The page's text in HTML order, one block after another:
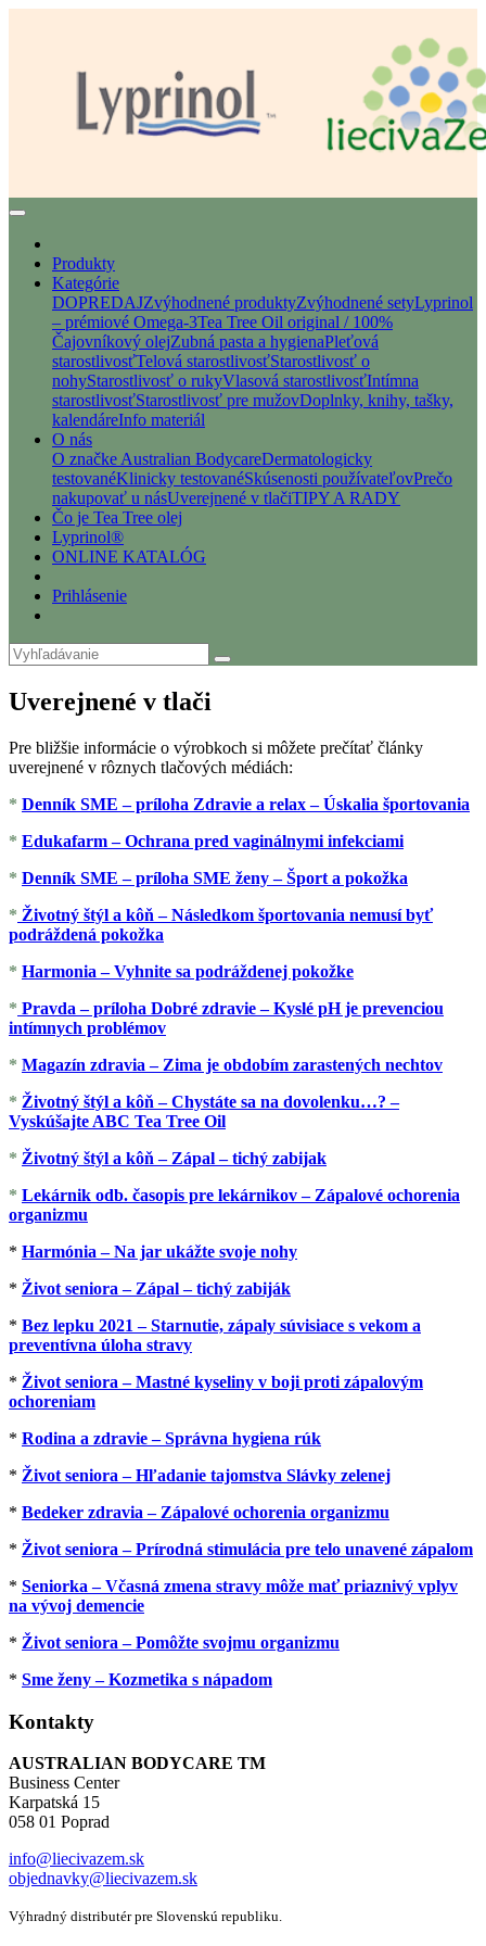
Produkty
Kategórie
DOPREDAJZvýhodnené produktyZvýhodnené setyLyprinol
– prémiové Omega-3Tea Tree Oil original / 100%
Čajovníkový olejZubná pasta a hygienaPleťová
starostlivosťTelová starostlivosťStarostlivosť o
nohyStarostlivosť o rukyVlasová starostlivosťIntímna
starostlivosťStarostlivosť pre mužovDoplnky, knihy, tašky,
kalendáreInfo materiál
O nás
O značke Australian BodycareDermatologicky
testovanéKlinicky testovanéSkúsenosti používateľovPrečo
nakupovať u násUverejnené v tlačiTIPY A RADY
Čo je Tea Tree olej
Lyprinol®
ONLINE KATALÓG
Prihlásenie
Uverejnené v tlači
Pre bližšie informácie o výrobkoch si môžete prečítať články
uverejnené v rôznych tlačových médiách:
* Denník SME – príloha Zdravie a relax – Úskalia športovania
* Edukafarm – Ochrana pred vaginálnymi infekciami
* Denník SME – príloha SME ženy – Šport a pokožka
* Životný štýl a kôň – Následkom športovania nemusí byť
podráždená pokožka
* Harmonia – Vyhnite sa podráždenej pokožke
* Pravda – príloha Dobré zdravie – Kyslé pH je prevenciou
intímnych problémov
* Magazín zdravia – Zima je obdobím zarastených nechtov
* Životný štýl a kôň – Chystáte sa na dovolenku…? –
Vyskúšajte ABC Tea Tree Oil
* Životný štýl a kôň – Zápal – tichý zabijak
* Lekárnik odb. časopis pre lekárnikov – Zápalové ochorenia
organizmu
* Harmónia – Na jar ukážte svoje nohy
* Život seniora – Zápal – tichý zabiják
* Bez lepku 2021 – Starnutie, zápaly súvisiace s vekom a
preventívna úloha stravy
* Život seniora – Mastné kyseliny v boji proti zápalovým
ochoreniam
* Rodina a zdravie – Správna hygiena rúk
* Život seniora – Hľadanie tajomstva Slávky zelenej
* Bedeker zdravia – Zápalové ochorenia organizmu
* Život seniora – Prírodná stimulácia pre telo unavené zápalom
* Seniorka – Včasná zmena stravy môže mať priaznivý vplyv
na vývoj demencie
* Život seniora – Pomôžte svojmu organizmu
* Sme ženy – Kozmetika s nápadom
Kontakty
AUSTRALIAN BODYCARE TM
Business Center
Karpatská 15
058 01 Poprad
info@liecivazem.sk
objednavky@liecivazem.sk
Výhradný distributér pre Slovenskú republiku.